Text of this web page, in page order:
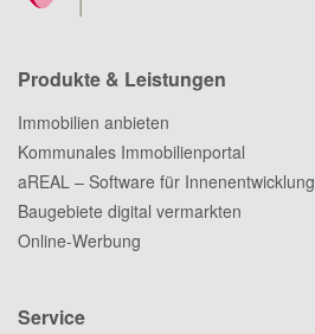
Produkte & Leistungen
Immobilien anbieten
Kommunales Immobilienportal
aREAL – Software für Innenentwicklung
Baugebiete digital vermarkten
Online-Werbung
Service